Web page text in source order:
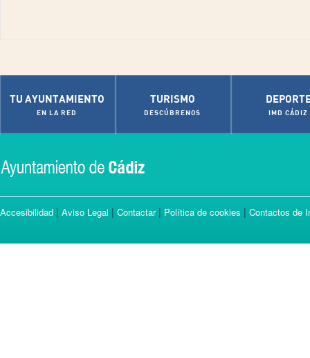
TU AYUNTAMIENTO
EN LA RED
TURISMO
DESCÚBRENOS IMD CÁDIZ
Accesibilidad | Aviso Legal | Contactar| Política de cookies | Contactos de